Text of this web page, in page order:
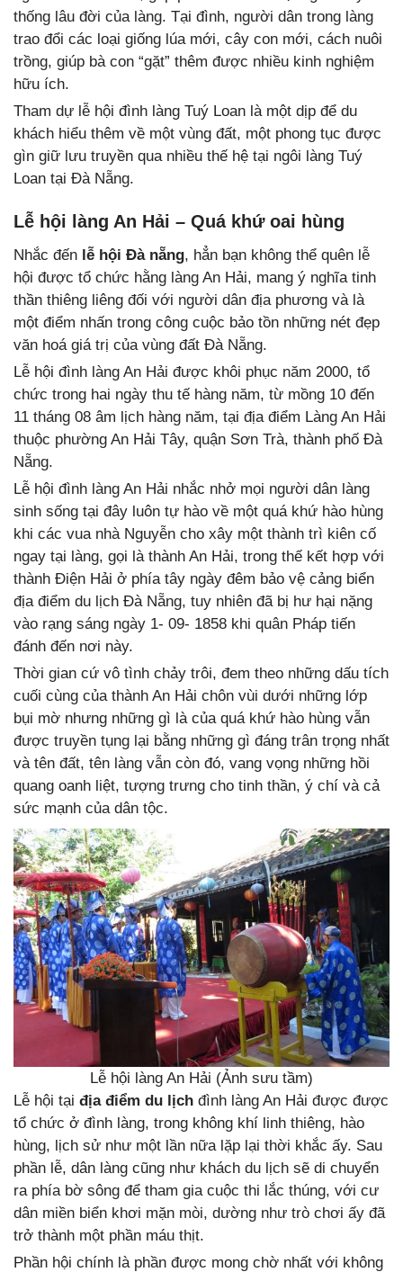
thống lâu đời của làng. Tại đình, người dân trong làng
trao đổi các loại giống lúa mới, cây con mới, cách nuôi
trồng, giúp bà con “gặt” thêm được nhiều kinh nghiệm
hữu ích.
Tham dự lễ hội đình làng Tuý Loan là một dịp để du
khách hiểu thêm về một vùng đất, một phong tục được
gìn giữ lưu truyền qua nhiều thế hệ tại ngôi làng Tuý
Loan tại Đà Nẵng.
Lễ hội làng An Hải – Quá khứ oai hùng
Nhắc đến lễ hội Đà nẵng, hẳn bạn không thể quên lễ
hội được tổ chức hằng làng An Hải, mang ý nghĩa tinh
thần thiêng liêng đối với người dân địa phương và là
một điểm nhấn trong công cuộc bảo tồn những nét đẹp
văn hoá giá trị của vùng đất Đà Nẵng.
Lễ hội đình làng An Hải được khôi phục năm 2000, tổ
chức trong hai ngày thu tế hàng năm, từ mồng 10 đến
11 tháng 08 âm lịch hàng năm, tại địa điểm Làng An Hải
thuộc phường An Hải Tây, quận Sơn Trà, thành phố Đà
Nẵng.
Lễ hội đình làng An Hải nhắc nhở mọi người dân làng
sinh sống tại đây luôn tự hào về một quá khứ hào hùng
khi các vua nhà Nguyễn cho xây một thành trì kiên cố
ngay tại làng, gọi là thành An Hải, trong thế kết hợp với
thành Điện Hải ở phía tây ngày đêm bảo vệ cảng biển
địa điểm du lịch Đà Nẵng, tuy nhiên đã bị hư hại nặng
vào rạng sáng ngày 1- 09- 1858 khi quân Pháp tiến
đánh đến nơi này.
Thời gian cứ vô tình chảy trôi, đem theo những dấu tích
cuối cùng của thành An Hải chôn vùi dưới những lớp
bụi mờ nhưng những gì là của quá khứ hào hùng vẫn
được truyền tụng lại bằng những gì đáng trân trọng nhất
và tên đất, tên làng vẫn còn đó, vang vọng những hồi
quang oanh liệt, tượng trưng cho tinh thần, ý chí và cả
sức mạnh của dân tộc.
Lễ hội làng An Hải (Ảnh sưu tầm)
Lễ hội tại địa điểm du lịch đình làng An Hải được được
tổ chức ở đình làng, trong không khí linh thiêng, hào
hùng, lịch sử như một lần nữa lặp lại thời khắc ấy. Sau
phần lễ, dân làng cũng như khách du lịch sẽ di chuyển
ra phía bờ sông để tham gia cuộc thi lắc thúng, với cư
dân miền biển khơi mặn mòi, dường như trò chơi ấy đã
trở thành một phần máu thịt.
Phần hội chính là phần được mong chờ nhất với không